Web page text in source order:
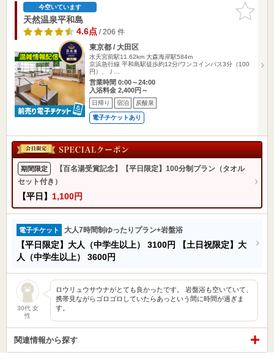
お気に入
りに追加
今空いています
天然温泉平和島
4.6点/ 206 件
東京都 / 大田区
水天宮前駅11.62km 大森海岸駅584m
京浜急行線 平和島駅徒歩約12分/ワンコインバス3分（100
円）、Ｊ…
営業時間 0:00～24:00
入浴料金 2,400円～
日帰り 宿泊 炭酸泉
電子チケットあり
期間限定
【百名湯受賞記念】【平日限定】100分制プラン（タオル
セット付き）
【平日】 1,100円
電子チケット 大人7時間制ゆったりプラン+岩盤浴
【平日限定】大人（中学生以上） 3100円
【土日祝限定】大
人（中学生以上） 3600円
30代 女
性
ロウリュウサウナがとても良かったです。 岩盤浴も空いていて、
携帯見ながらゴロゴロしていたらあっという間に時間が過ぎま
す。
関連情報から探す